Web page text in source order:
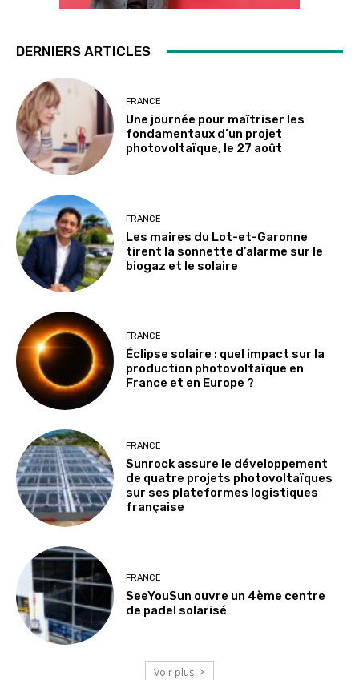
DERNIERS ARTICLES
FRANCE
Une journée pour maîtriser les
fondamentaux d’un projet
photovoltaïque, le 27 août
FRANCE
Les maires du Lot-et-Garonne
tirent la sonnette d’alarme sur le
biogaz et le solaire
FRANCE
Éclipse solaire : quel impact sur la
production photovoltaïque en
France et en Europe ?
FRANCE
Sunrock assure le développement
de quatre projets photovoltaïques
sur ses plateformes logistiques
française
FRANCE
SeeYouSun ouvre un 4ème centre
de padel solarisé
Voir plus